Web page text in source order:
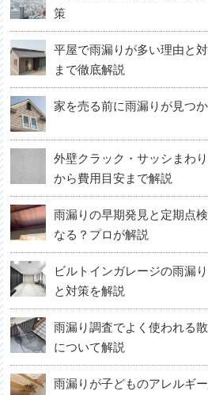
策
平屋で雨漏りが多い理由と
まで徹底解説
家を売る前に雨漏りが見つ
外壁クラック・サッシまわ
から費用目安まで解説
雨漏りの早期発見と定期点
なる？プロが解説
ビルトインガレージの雨漏
と対策を解説
雨漏り調査でよく使われる
について解説
雨漏りが子どものアレルギ